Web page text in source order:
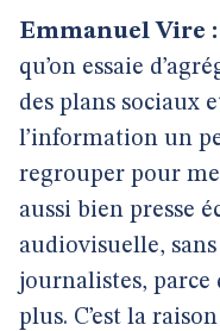
Emmanuel Vire :
qu’on essaie
des plans sociaux
l’information un
regrouper pour
aussi bien presse
audiovisuelle,
journalistes, parce
plus. C’est la